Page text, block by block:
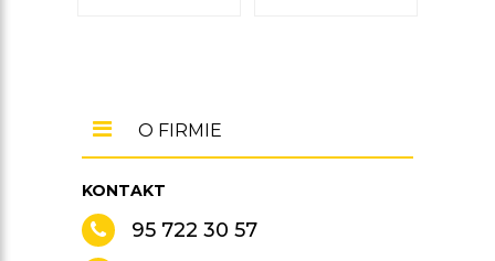
KONTAKT
95 722 30 57
O FIRMIE